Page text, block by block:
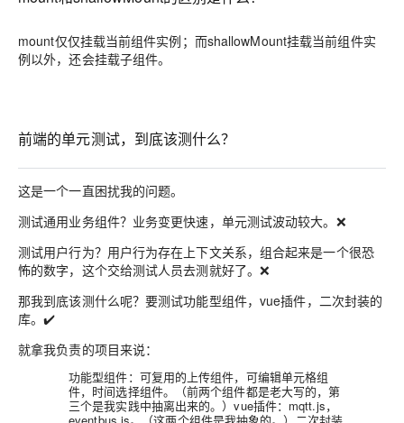
mount仅仅挂载当前组件实例；而shallowMount挂载当前组件实
例以外，还会挂载子组件。
前端的单元测试，到底该测什么？
这是一个一直困扰我的问题。
测试通用业务组件？业务变更快速，单元测试波动较大。❌
测试用户行为？用户行为存在上下文关系，组合起来是一个很恐
怖的数字，这个交给测试人员去测就好了。❌
那我到底该测什么呢？要测试功能型组件，vue插件，二次封装的
库。✔️
就拿我负责的项目来说：
功能型组件：可复用的上传组件，可编辑单元格组
件，时间选择组件。（前两个组件都是老大写的，第
三个是我实践中抽离出来的。）vue插件：mqtt.js，
eventbus.js。（这两个组件是我抽象的。）二次封装